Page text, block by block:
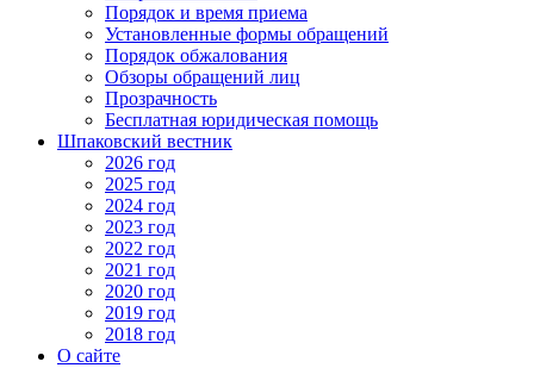
Порядок и время приема
Установленные формы обращений
Порядок обжалования
Обзоры обращений лиц
Прозрачность
Бесплатная юридическая помощь
Шпаковский вестник
2026 год
2025 год
2024 год
2023 год
2022 год
2021 год
2020 год
2019 год
2018 год
О сайте